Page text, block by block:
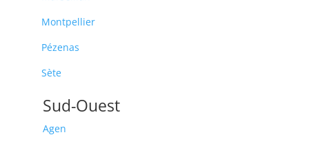
Montpellier
Pézenas
Sète
Sud-Ouest
Agen